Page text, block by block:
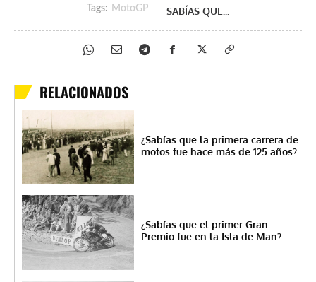
Tags: MotoGP SABÍAS QUE...
RELACIONADOS
¿Sabías que la primera carrera de
motos fue hace más de 125 años?
¿Sabías que el primer Gran
Premio fue en la Isla de Man?